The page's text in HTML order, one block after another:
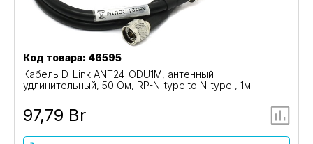
Код товара: 46595
Кабель D-Link ANT24-ODU1M, антенный
удлинительный, 50 Ом, RP-N-type to N-type , 1м
97,79 Br